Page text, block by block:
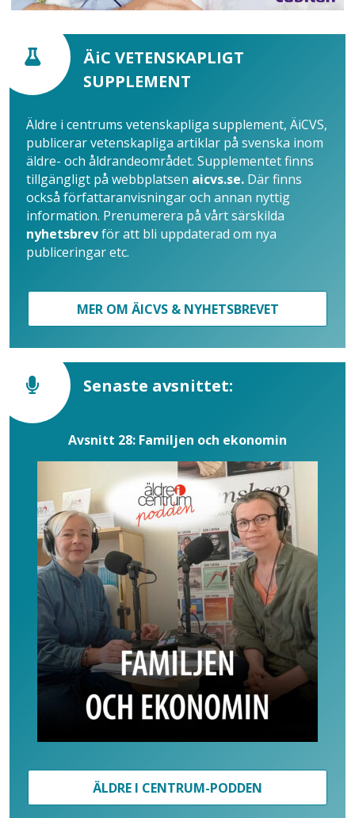
ÄiC VETENSKAPLIGT
SUPPLEMENT
Äldre i centrums vetenskapliga supplement, ÄiCVS,
publicerar vetenskapliga artiklar på svenska inom
äldre- och åldrandeområdet. Supplementet finns
tillgängligt på webbplatsen aicvs.se. Där finns
också författaranvisningar och annan nyttig
information. Prenumerera på vårt särskilda
nyhetsbrevför att bli uppdaterad om nya
publiceringar etc.
MER OM ÄICVS & NYHETSBREVET
Senaste avsnittet:
Avsnitt 28: Familjen och ekonomin
ÄLDRE I CENTRUM-PODDEN